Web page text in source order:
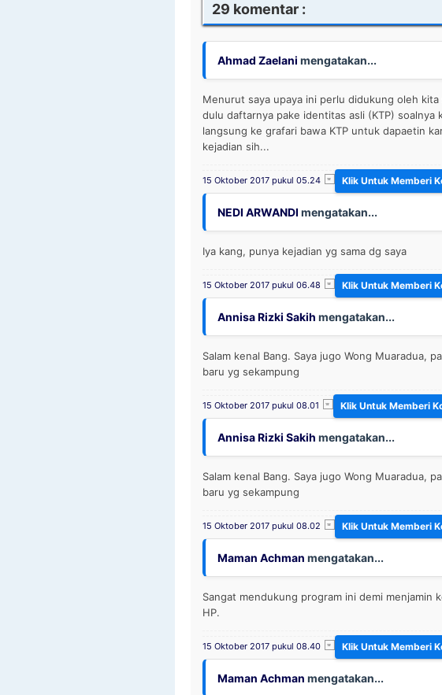
29 komentar :
Ahmad Zaelani mengatakan...
Menurut saya upaya ini perlu didukung oleh kita
dulu daftarnya pake identitas asli (KTP) soalnya
langsung ke grafari bawa KTP untuk dapaetin
kejadian sih...
15 Oktober 2017 pukul 05.24
NEDI ARWANDI mengatakan...
Iya kang, punya kejadian yg sama dg saya
15 Oktober 2017 pukul 06.48
Annisa Rizki Sakih mengatakan...
Salam kenal Bang. Saya jugo Wong Muaradua,
baru yg sekampung
15 Oktober 2017 pukul 08.01
Annisa Rizki Sakih mengatakan...
Salam kenal Bang. Saya jugo Wong Muaradua,
baru yg sekampung
15 Oktober 2017 pukul 08.02
Maman Achman mengatakan...
Sangat mendukung program ini demi menjamin
HP.
15 Oktober 2017 pukul 08.40
Maman Achman mengatakan...